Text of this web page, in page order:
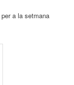
per a la setmana